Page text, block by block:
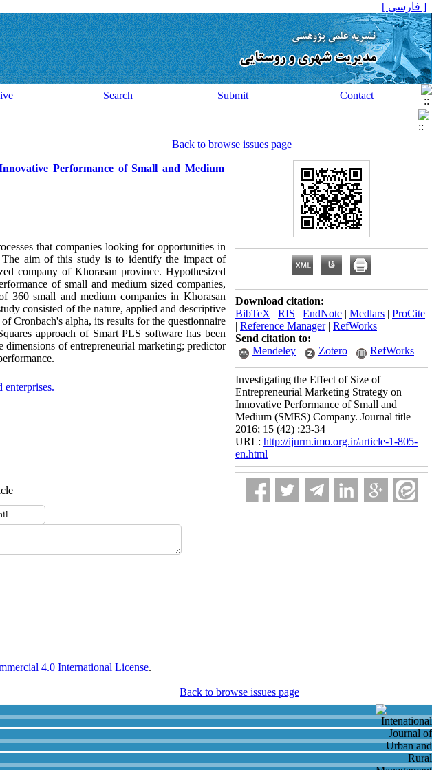
[ فارسی ]
Search Submit Contact
Back to browse issues page
Performance of Small and Medium
that companies looking for opportunities in
The aim of this study is to identify the impact of
company of Khorasan province. Hypothesized
of small and medium sized companies,
360 small and medium companies in Khorasan
consisted of the nature, applied and descriptive
Cronbach's alpha, its results for the questionnaire
approach of Smart PLS software has been
dimensions of entrepreneurial marketing; predictor
enterprises.
Download citation:
BibTeX | RIS | EndNote | Medlars | ProCite
| Reference Manager| RefWorks
Send citation to:
Mendeley
Zotero RefWorks
Investigating the Effect of Size of
Entrepreneurial Marketing Strategy on
Innovative Performance of Small and
Medium (SMES) Company. Journal title
2016; 15 (42) :23-34
URL: http://ijurm.imo.org.ir/article-1-805-
en.html
4.0 International License.
Back to browse issues page